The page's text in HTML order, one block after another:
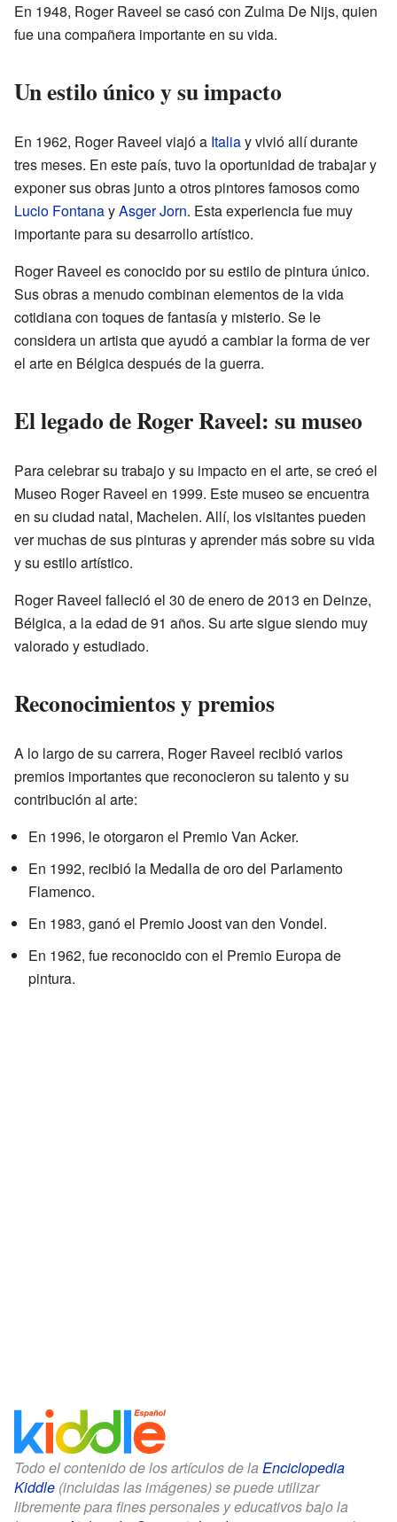
En 1948, Roger Raveel se casó con Zulma De Nijs, quien
fue una compañera importante en su vida.
Un estilo único y su impacto
En 1962, Roger Raveel viajó a Italiay vivió allí durante
tres meses. En este país, tuvo la oportunidad de trabajar y
exponer sus obras junto a otros pintores famosos como
Lucio FontanayAsger Jorn. Esta experiencia fue muy
importante para su desarrollo artístico.
Roger Raveel es conocido por su estilo de pintura único.
Sus obras a menudo combinan elementos de la vida
cotidiana con toques de fantasía y misterio. Se le
considera un artista que ayudó a cambiar la forma de ver
el arte en Bélgica después de la guerra.
El legado de Roger Raveel: su museo
Para celebrar su trabajo y su impacto en el arte, se creó el
Museo Roger Raveel en 1999. Este museo se encuentra
en su ciudad natal, Machelen. Allí, los visitantes pueden
ver muchas de sus pinturas y aprender más sobre su vida
y su estilo artístico.
Roger Raveel falleció el 30 de enero de 2013 en Deinze,
Bélgica, a la edad de 91 años. Su arte sigue siendo muy
valorado y estudiado.
Reconocimientos y premios
A lo largo de su carrera, Roger Raveel recibió varios
premios importantes que reconocieron su talento y su
contribución al arte:
En 1996, le otorgaron el Premio Van Acker.
En 1992, recibió la Medalla de oro del Parlamento
Flamenco.
En 1983, ganó el Premio Joost van den Vondel.
En 1962, fue reconocido con el Premio Europa de
pintura.
Todo el contenido de los artículos de la Enciclopedia
Kiddle (incluidas las imágenes) se puede utilizar
libremente para fines personales y educativos bajo la